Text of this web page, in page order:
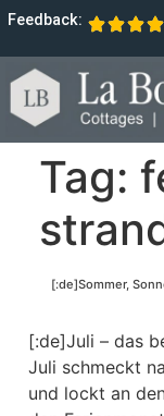
Feedback:
Tag:
[:de]Sommer,
[:de]Juli – das
Juli schmeckt
und lockt an